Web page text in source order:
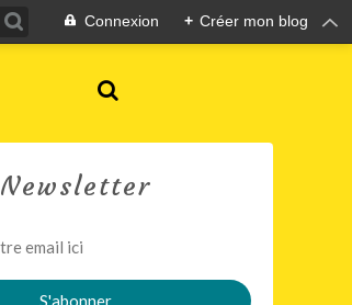
Connexion + Créer mon blog
Newsletter